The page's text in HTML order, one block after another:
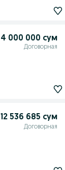
4 000 000 сум
Договорная
12 536 685 сум
Договорная